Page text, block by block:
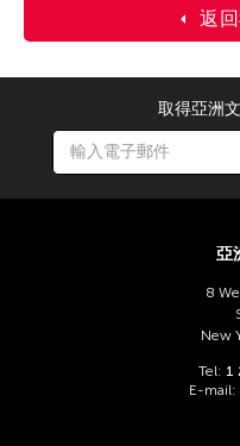
返
取得亞洲
亞
8
New
Tel: 1
E-mail: